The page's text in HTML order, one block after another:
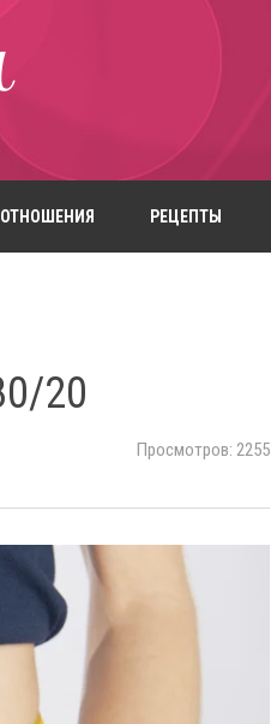
ОТНОШЕНИЯ РЕЦЕПТЫ
20
Просмотров: 2255